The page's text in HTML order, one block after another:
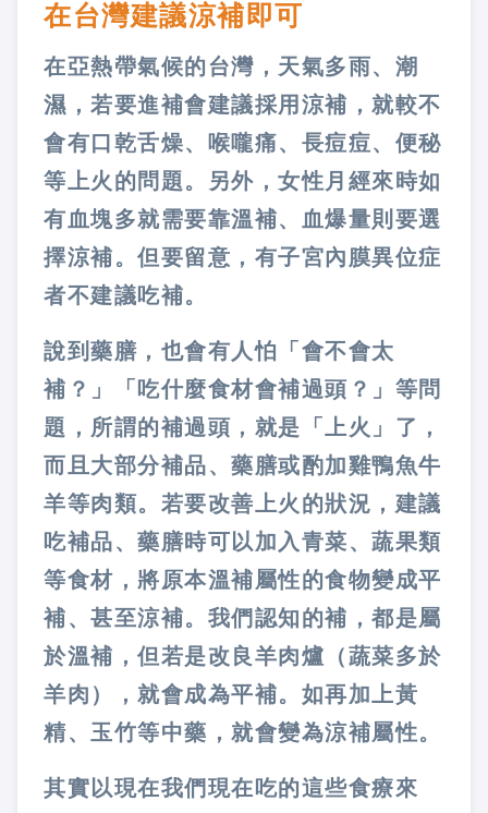
在台灣建議涼補即可
在亞熱帶氣候的台灣，天氣多雨、潮
濕，若要進補會建議採用涼補，就較不
會有口乾舌燥、喉嚨痛、長痘痘、便秘
等上火的問題。另外，女性月經來時如
有血塊多就需要靠溫補、血爆量則要選
擇涼補。但要留意，有子宮內膜異位症
者不建議吃補。
說到藥膳，也會有人怕「會不會太
補？」「吃什麼食材會補過頭？」等問
題，所謂的補過頭，就是「上火」了，
而且大部分補品、藥膳或酌加雞鴨魚牛
羊等肉類。若要改善上火的狀況，建議
吃補品、藥膳時可以加入青菜、蔬果類
等食材，將原本溫補屬性的食物變成平
補、甚至涼補。我們認知的補，都是屬
於溫補，但若是改良羊肉爐（蔬菜多於
羊肉），就會成為平補。如再加上黃
精、玉竹等中藥，就會變為涼補屬性。
其實以現在我們現在吃的這些食療來